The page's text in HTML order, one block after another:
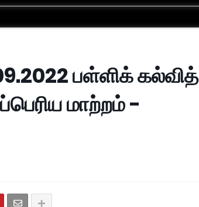
பள்ளிக் கல்வித்
மாற்றம் -